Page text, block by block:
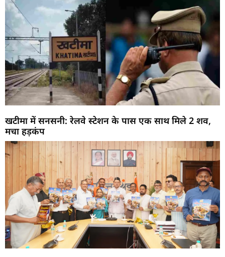
खटीमा में सनसनी: रेलवे स्टेशन के पास एक साथ मिले 2 शव,
मचा हड़कंप